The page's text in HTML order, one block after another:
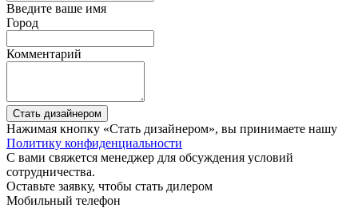
Введите ваше имя
Город
Комментарий
Стать дизайнером
Нажимая кнопку «Стать дизайнером», вы принимаете нашу
Политику конфиденциальности
С вами свяжется менеджер для обсуждения условий
сотрудничества.
Оставьте заявку, чтобы стать дилером
Мобильный телефон